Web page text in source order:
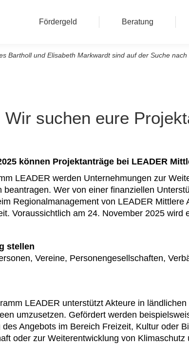
Fördergeld Beratung
Bartholl und Elisabeth Markwardt sind auf der Suche
Wir suchen eure
können Projektanträge bei LEADER
LEADER werden Unternehmungen zur
beantragen. Wer von einer finanziellen
Regionalmanagement von LEADER
Voraussichtlich am 24. November 2025
stellen
Vereine, Personengesellschaften,
LEADER unterstützt Akteure in
umzusetzen. Gefördert werden
Angebots im Bereich Freizeit, Kultur oder
oder zur Weiterentwicklung von Klimaschutz